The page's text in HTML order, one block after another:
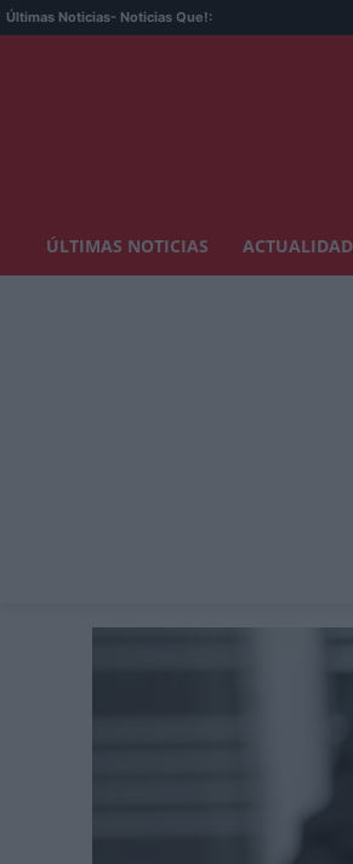
Últimas Noticias- Noticias Que!:
ÚLTIMAS NOTICIAS ACTUALIDAD